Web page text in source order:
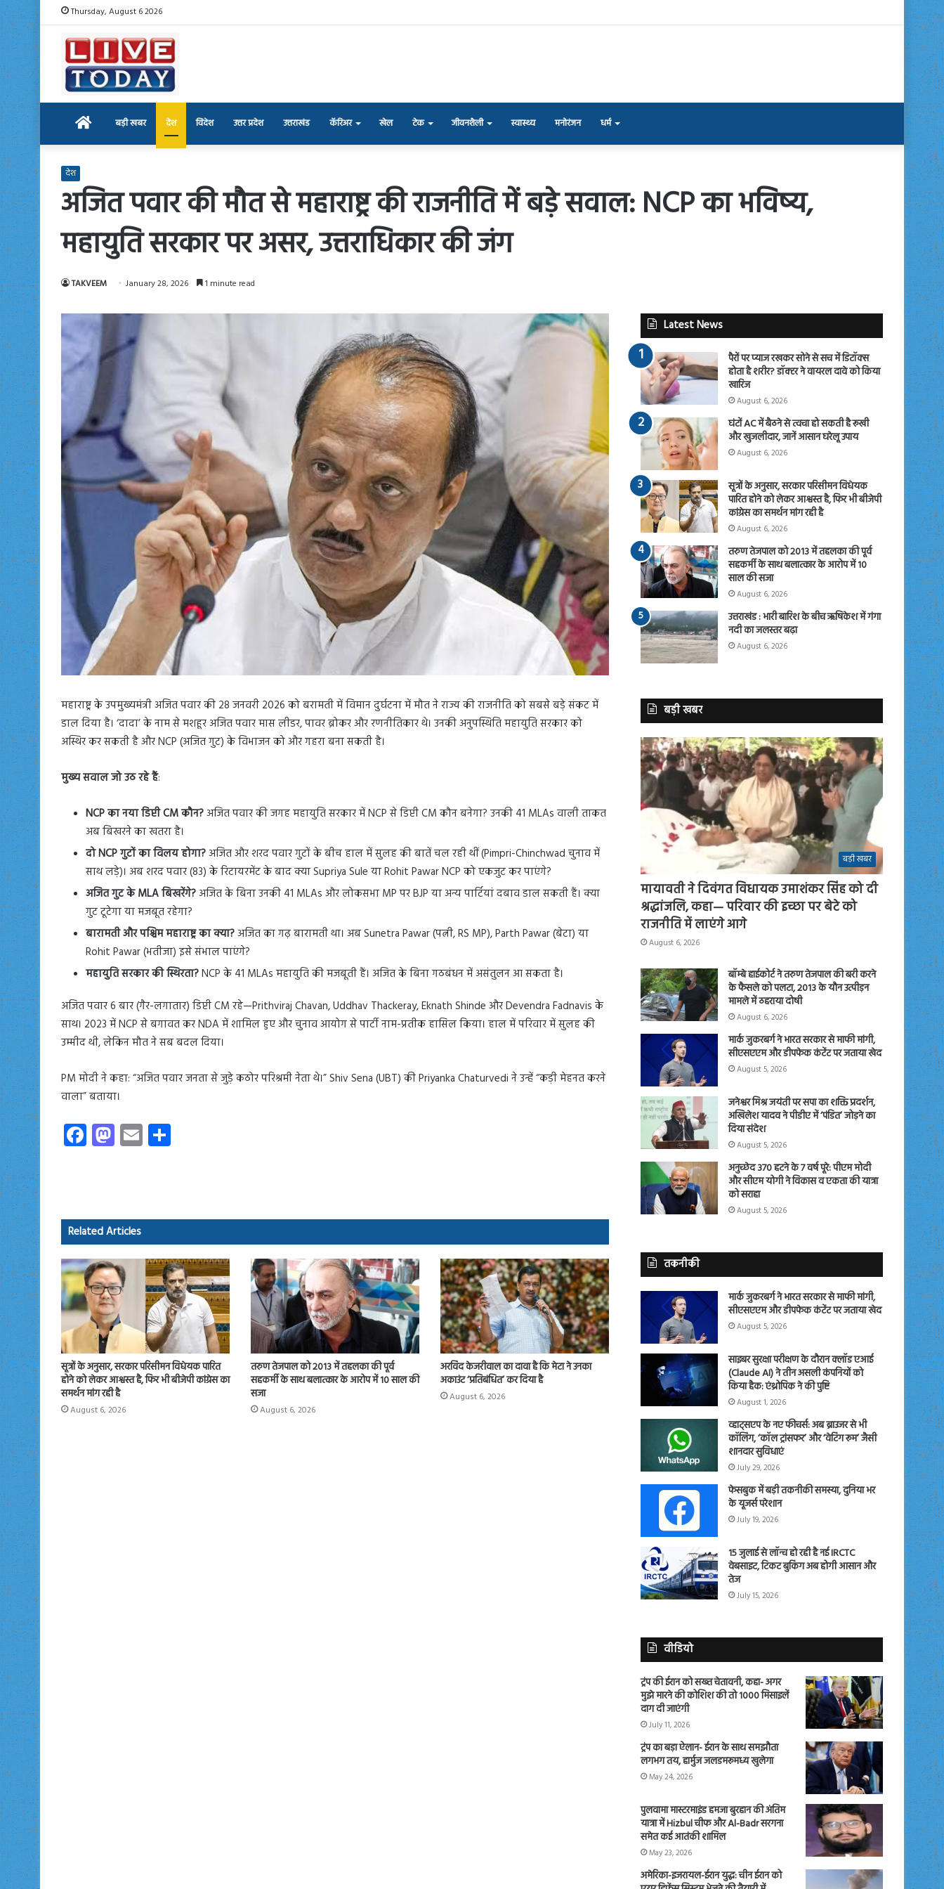
Thursday, August 6 2026
Home बड़ी खबर देश विदेश उत्तर प्रदेश उत्तराखंड कॅरिअर खेल टेक जीवनशैली स्वास्थ्य मनोरंजन धर्म
देश
अजित पवार की मौत से महाराष्ट्र की राजनीति में बड़े सवाल: NCP का भविष्य,
महायुति सरकार पर असर, उत्तराधिकार की जंग
TAKVEEM January 28, 2026 1 minute read
महाराष्ट्र के उपमुख्यमंत्री अजित पवार की 28 जनवरी 2026 को बरामती में विमान दुर्घटना में मौत ने राज्य की राजनीति को सबसे बड़े संकट में
डाल दिया है। ‘दादा’ के नाम से मशहूर अजित पवार मास लीडर, पावर ब्रोकर और रणनीतिकार थे। उनकी अनुपस्थिति महायुति सरकार को
अस्थिर कर सकती है और NCP (अजित गुट) के विभाजन को और गहरा बना सकती है।
मुख्य सवाल जो उठ रहे हैं:
NCP का नया डिप्टी CM कौन?अजित पवार की जगह महायुति सरकार में NCP से डिप्टी CM कौन बनेगा? उनकी 41 MLAs वाली ताकत
अब बिखरने का खतरा है।
दो NCP गुटों का विलय होगा?अजित और शरद पवार गुटों के बीच हाल में सुलह की बातें चल रही थीं (Pimpri-Chinchwad चुनाव में
साथ लड़े)। अब शरद पवार (83) के रिटायरमेंट के बाद क्या Supriya Sule या Rohit Pawar NCP को एकजुट कर पाएंगे?
अजित गुट के MLA बिखरेंगे?अजित के बिना उनकी 41 MLAs और लोकसभा MP पर BJP या अन्य पार्टियां दबाव डाल सकती हैं। क्या
गुट टूटेगा या मजबूत रहेगा?
बारामती और पश्चिम महाराष्ट्र का क्या?अजित का गढ़ बारामती था। अब Sunetra Pawar (पत्नी, RS MP), Parth Pawar (बेटा) या
Rohit Pawar (भतीजा) इसे संभाल पाएंगे?
महायुति सरकार की स्थिरता?NCP के 41 MLAs महायुति की मजबूती हैं। अजित के बिना गठबंधन में असंतुलन आ सकता है।
अजित पवार 6 बार (गैर-लगातार) डिप्टी CM रहे—Prithviraj Chavan, Uddhav Thackeray, Eknath Shinde और Devendra Fadnavis के
साथ। 2023 में NCP से बगावत कर NDA में शामिल हुए और चुनाव आयोग से पार्टी नाम-प्रतीक हासिल किया। हाल में परिवार में सुलह की
उम्मीद थी, लेकिन मौत ने सब बदल दिया।
PM मोदी ने कहा: “अजित पवार जनता से जुड़े कठोर परिश्रमी नेता थे।” Shiv Sena (UBT) की Priyanka Chaturvedi ने उन्हें “कड़ी मेहनत करने
वाला” बताया।
Fa
ce
ok
M
as
o
n
E
m
Related Articles
सूत्रों के अनुसार, सरकार परिसीमन विधेयक पारित
होने को लेकर आश्वस्त है, फिर भी बीजेपी कांग्रेस का
समर्थन मांग रही है
August 6, 2026
तरुण तेजपाल को 2013 में तहलका की पूर्व
सहकर्मी के साथ बलात्कार के आरोप में 10 साल की
सजा
August 6, 2026
अरविंद केजरीवाल का दावा है कि मेटा ने उनका
अकाउंट ‘प्रतिबंधित’ कर दिया है
August 6, 2026
Latest News
पैरों पर प्याज रखकर सोने से सच में डिटॉक्स
होता है शरीर? डॉक्टर ने वायरल दावे को किया
खारिज
August 6, 2026
घंटों AC में बैठने से त्वचा हो सकती है रूखी
और खुजलीदार, जानें आसान घरेलू उपाय
August 6, 2026
सूत्रों के अनुसार, सरकार परिसीमन विधेयक
पारित होने को लेकर आश्वस्त है, फिर भी बीजेपी
कांग्रेस का समर्थन मांग रही है
August 6, 2026
तरुण तेजपाल को 2013 में तहलका की पूर्व
सहकर्मी के साथ बलात्कार के आरोप में 10
साल की सजा
August 6, 2026
उत्तराखंड : भारी बारिश के बीच ऋषिकेश में गंगा
नदी का जलस्तर बढ़ा
August 6, 2026
बड़ी खबर
बड़ी खबर
मायावती ने दिवंगत विधायक उमाशंकर सिंह को दी
श्रद्धांजलि, कहा— परिवार की इच्छा पर बेटे को
राजनीति में लाएंगे आगे
August 6, 2026
बॉम्बे हाईकोर्ट ने तरुण तेजपाल की बरी करने
के फैसले को पलटा, 2013 के यौन उत्पीड़न
मामले में ठहराया दोषी
August 6, 2026
मार्क जुकरबर्ग ने भारत सरकार से माफी मांगी,
सीएसएएम और डीपफेक कंटेंट पर जताया खेद
August 5, 2026
जनेश्वर मिश्र जयंती पर सपा का शक्ति प्रदर्शन,
अखिलेश यादव ने पीडीए में ‘पंडित’ जोड़ने का
दिया संदेश
August 5, 2026
अनुच्छेद 370 हटने के 7 वर्ष पूरे: पीएम मोदी
और सीएम योगी ने विकास व एकता की यात्रा
को सराहा
August 5, 2026
तकनीकी
मार्क जुकरबर्ग ने भारत सरकार से माफी मांगी,
सीएसएएम और डीपफेक कंटेंट पर जताया खेद
August 5, 2026
साइबर सुरक्षा परीक्षण के दौरान क्लॉड एआई
(Claude AI) ने तीन असली कंपनियों को
किया हैक: एंथ्रोपिक ने की पुष्टि
August 1, 2026
व्हाट्सएप के नए फीचर्स: अब ब्राउजर से भी
कॉलिंग, ‘कॉल ट्रांसफर’ और ‘वेटिंग रूम’ जैसी
शानदार सुविधाएं
July 29, 2026
फेसबुक में बड़ी तकनीकी समस्या, दुनिया भर
के यूजर्स परेशान
July 19, 2026
15 जुलाई से लॉन्च हो रही है नई IRCTC
वेबसाइट, टिकट बुकिंग अब होगी आसान और
तेज
July 15, 2026
वीडियो
ट्रंप की ईरान को सख्त चेतावनी, कहा- अगर
मुझे मारने की कोशिश की तो 1000 मिसाइलें
दाग दी जाएंगी
July 11, 2026
ट्रंप का बड़ा ऐलान- ईरान के साथ समझौता
लगभग तय, हार्मुज जलडमरूमध्य खुलेगा
May 24, 2026
पुलवामा मास्टरमाइंड हमजा बुरहान की अंतिम
यात्रा में Hizbul चीफ और Al-Badr सरगना
समेत कई आतंकी शामिल
May 23, 2026
अमेरिका-इजरायल-ईरान युद्ध: चीन ईरान को